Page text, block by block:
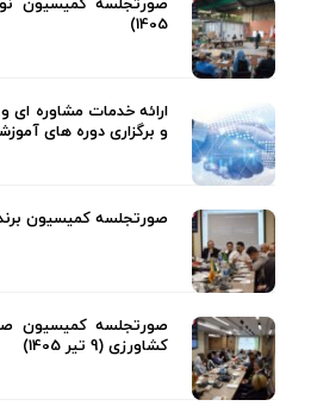
1405)
ارائه خدمات مشاوره
و برگزاری دوره های
صورتجلسه کمیسیون برندینگ (27
صورتجلسه کمیسیون
کشاورزی (9 تیر 1405)